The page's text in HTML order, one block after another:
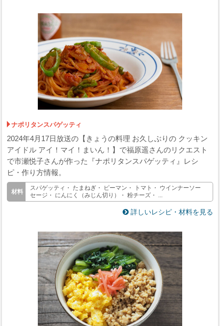
ナポリタンスパゲッティ
2024年4月17日放送の【きょうの料理 お久しぶりの クッキン
アイドル アイ！マイ！まいん！】で福原遥さんのリクエスト
で市瀬悦子さんが作った『ナポリタンスパゲッティ』レシ
ピ・作り方情報。
スパゲッティ・ たまねぎ・ ピーマン・ トマト・ ウインナーソー
セージ・ にんにく（みじん切り）・ 粉チーズ・ ...
詳しいレシピ・材料を見る